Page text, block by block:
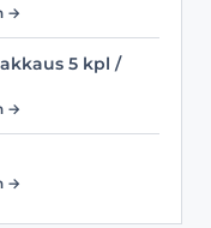
→
5 kpl /
→
→